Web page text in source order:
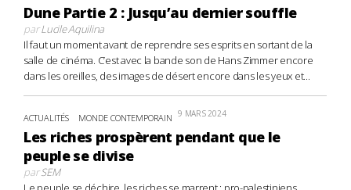
Dune Partie 2 : Jusqu’au dernier souffle
parLucile Aquilina
Il faut un moment avant de reprendre ses esprits en sortant de la
salle de cinéma. C’est avec la bande son de Hans Zimmer encore
dans les oreilles, des images de désert encore dans les yeux et...
ACTUALITÉS MONDE CONTEMPORAIN 9 MARS 2024
Les riches prospèrent pendant que le
peuple se divise
parSEM